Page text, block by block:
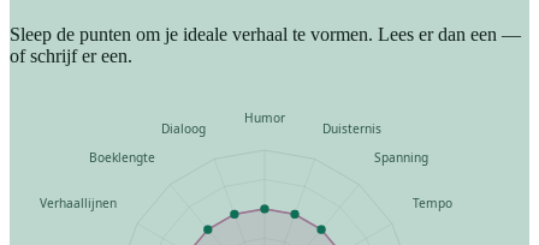
Sleep de punten om je ideale verhaal te vormen. Lees er dan een —
of schrijf er een.
Humor
Duisternis
Spanning
Tempo
Verhaallijnen
Boeklengte
Dialoog